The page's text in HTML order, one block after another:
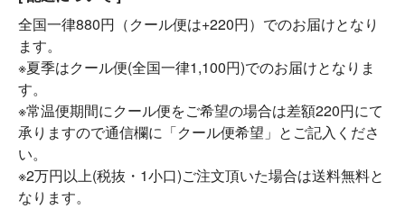
全国一律880円（クール便は+220円）でのお届けとなり
ます。
※夏季はクール便(全国一律1,100円)でのお届けとなりま
す。
※常温便期間にクール便をご希望の場合は差額220円にて
承りますので通信欄に「クール便希望」とご記入くださ
い。
※2万円以上(税抜・1小口)ご注文頂いた場合は送料無料と
なります。